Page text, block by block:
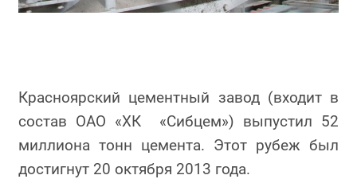
Красноярский цементный завод (входит в
состав ОАО «ХК «Сибцем») выпустил 52
миллиона тонн цемента. Этот рубеж был
достигнут 20 октября 2013 года.